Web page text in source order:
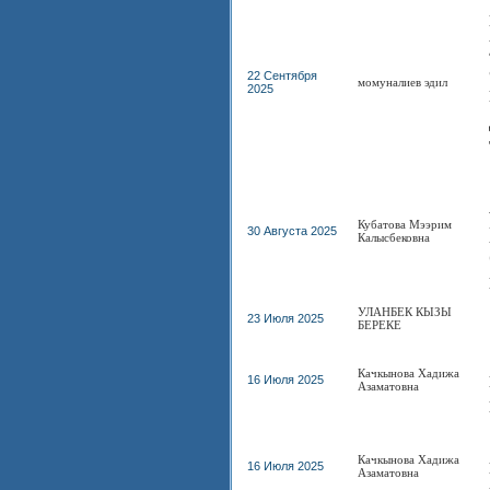
22 Сентября
2025
момуналиев эдил
30 Августа 2025
Кубатова Мээрим
Калысбековна
23 Июля 2025
УЛАНБЕК КЫЗЫ
БЕРЕКЕ
16 Июля 2025
Качкынова Хадижа
Азаматовна
16 Июля 2025
Качкынова Хадижа
Азаматовна